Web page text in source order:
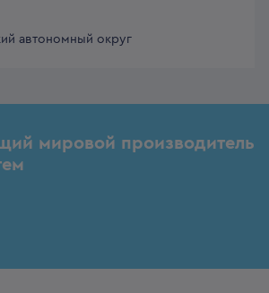
автономный округ
мировой производитель